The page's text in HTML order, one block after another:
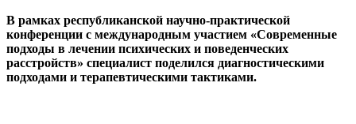
В рамках республиканской научно-практической
конференции с международным участием «Современные
подходы в лечении психических и поведенческих
расстройств» специалист поделился диагностическими
подходами и терапевтическими тактиками.